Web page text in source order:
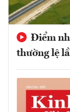
Điểm
thường lệ